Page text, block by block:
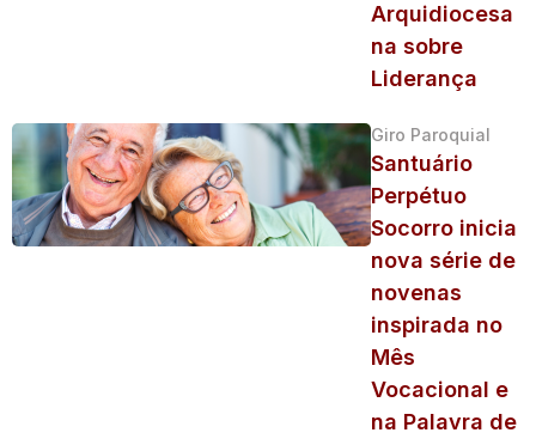
Arquidiocesa
na sobre
Liderança
Giro Paroquial
Santuário
Perpétuo
Socorro inicia
nova série de
novenas
inspirada no
Mês
Vocacional e
na Palavra de